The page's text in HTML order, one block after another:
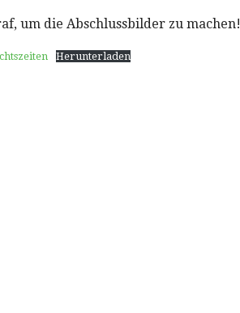
um die Abschlussbilder zu machen!
Herunterladen